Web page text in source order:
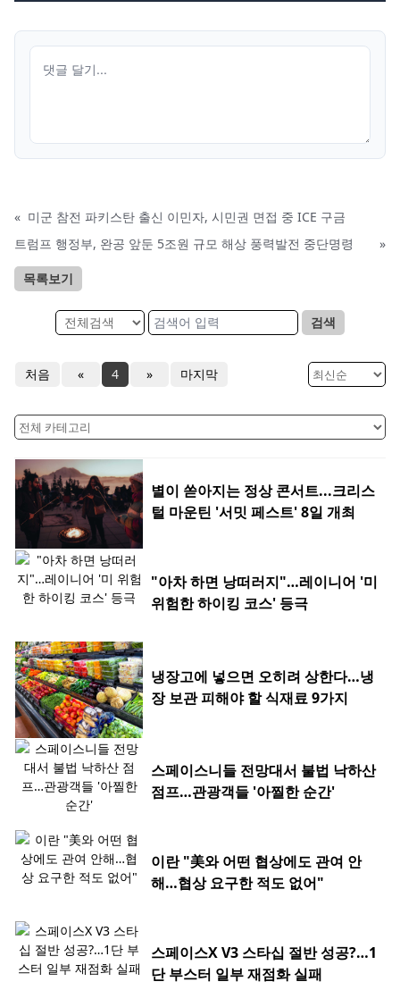
« 미군 참전 파키스탄 출신 이민자, 시민권 면접 중 ICE 구금
트럼프 행정부, 완공 앞둔 5조원 규모 해상 풍력발전 중단명령
»
목록보기
검색
처음 « 4 » 마지막
별이 쏟아지는 정상 콘서트...크리스
털 마운틴 '서밋 페스트' 8일 개최
"아차 하면 낭떠러지"…레이니어 '미
위험한 하이킹 코스' 등극
냉장고에 넣으면 오히려 상한다…냉
장 보관 피해야 할 식재료 9가지
스페이스니들 전망대서 불법 낙하산
점프…관광객들 '아찔한 순간'
이란 "美와 어떤 협상에도 관여 안
해…협상 요구한 적도 없어"
스페이스X V3 스타십 절반 성공?…1
단 부스터 일부 재점화 실패